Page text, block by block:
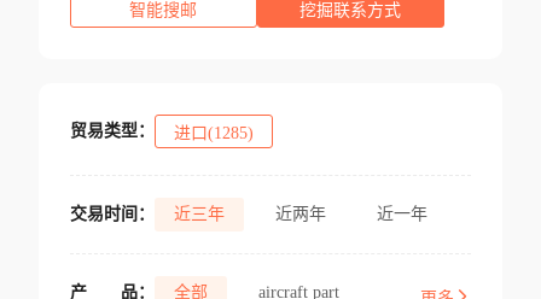
智能搜邮 挖掘联系方式
贸易类型： 进口(1285)
交易时间： 近三年 近两年 近一年
产 品： 全部 aircraft part